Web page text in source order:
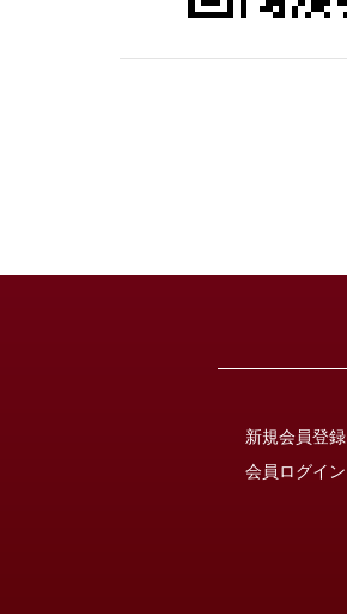
新規会員登録
会員ログイン